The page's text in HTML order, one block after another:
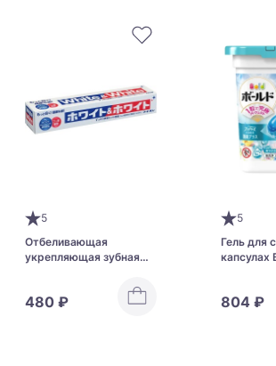
5
Отбеливающая
укрепляющая зубная
480 ₽
5
Гель для
капсулах
804 ₽